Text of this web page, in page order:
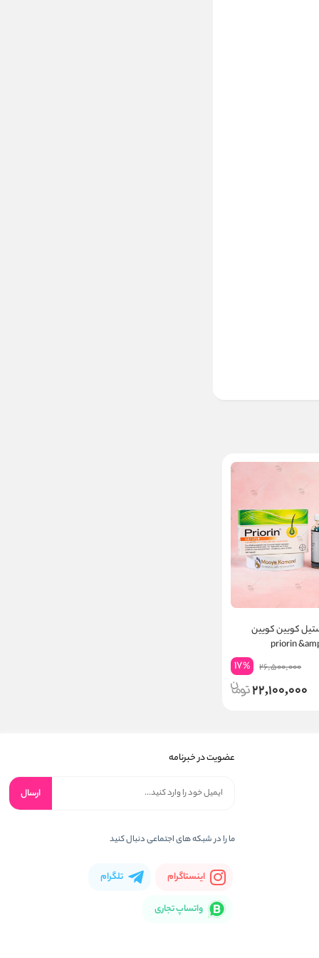
کویین کویین
priorin
26,500,000
17%
22,100,000
عضویت در خبرنامه
ارسال
ما را در شبکه های اجتماعی دنبال کنید
اینستاگرام تلگرام
واتساپ تجاری